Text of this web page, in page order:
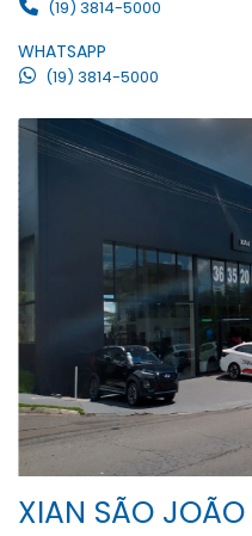
(19) 3814-5000
WHATSAPP
(19) 3814-5000
XIAN SÃO